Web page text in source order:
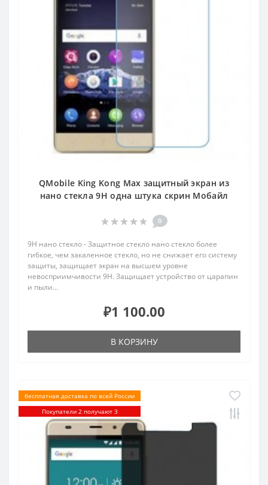
QMobile King Kong Max защитный экран из
нано стекла 9H одна штука скрин Мобайл
0
9H нано стекло - Защитное стекло нано стекло более
гибкое, чем закаленное стекло, но не снижает его систему
защиты, защищает экран на высшем уровне
невосприимчивости 9H. Защищает устройство от царапин
и пыли...
₽1 100.00
В КОРЗИНУ
бесплатная доставка по всей России
Покупатели 2 получают 3